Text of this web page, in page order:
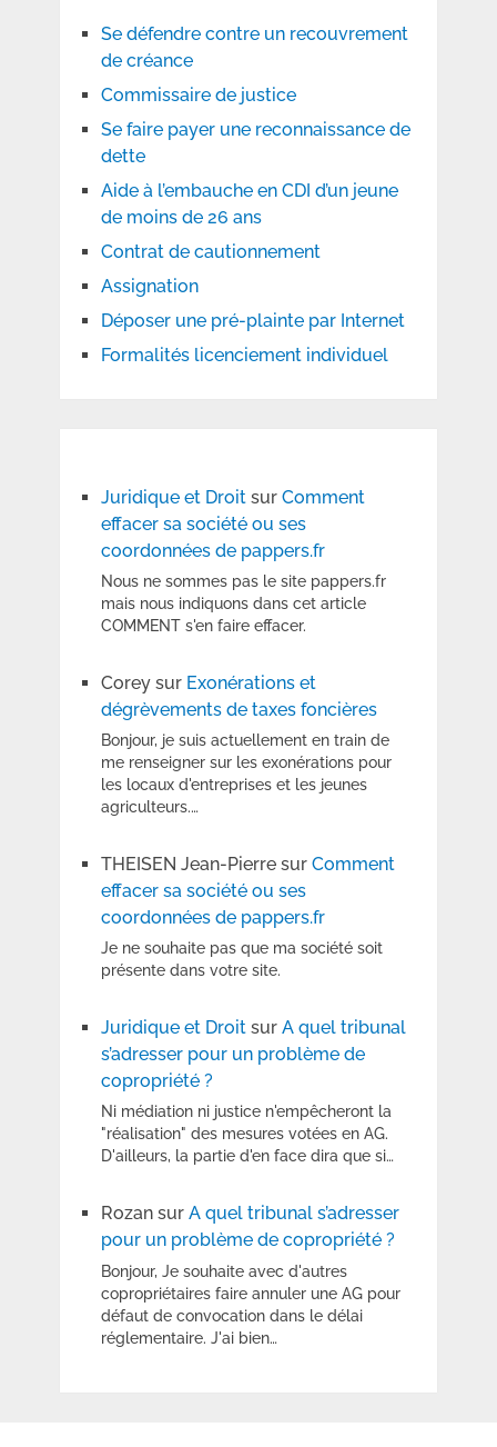
Se défendre contre un recouvrement
de créance
Commissaire de justice
Se faire payer une reconnaissance de
dette
Aide à l’embauche en CDI d’un jeune
de moins de 26 ans
Contrat de cautionnement
Assignation
Déposer une pré-plainte par Internet
Formalités licenciement individuel
Juridique et Droitsur Comment
effacer sa société ou ses
coordonnées de pappers.fr
Nous ne sommes pas le site pappers.fr
mais nous indiquons dans cet article
COMMENT s'en faire effacer.
Coreysur Exonérations et
dégrèvements de taxes foncières
Bonjour, je suis actuellement en train de
me renseigner sur les exonérations pour
les locaux d'entreprises et les jeunes
agriculteurs.…
THEISEN Jean-Pierresur Comment
effacer sa société ou ses
coordonnées de pappers.fr
Je ne souhaite pas que ma société soit
présente dans votre site.
Juridique et Droitsur A quel tribunal
s’adresser pour un problème de
copropriété ?
Ni médiation ni justice n'empêcheront la
"réalisation" des mesures votées en AG.
D'ailleurs, la partie d'en face dira que si…
Rozansur A quel tribunal s’adresser
pour un problème de copropriété ?
Bonjour, Je souhaite avec d'autres
copropriétaires faire annuler une AG pour
défaut de convocation dans le délai
réglementaire. J'ai bien…